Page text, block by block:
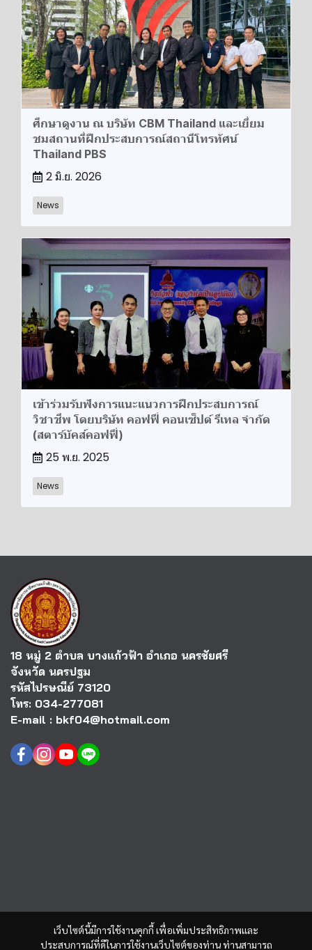
ศึกษาดูงาน ณ บริษัท CBM Thailand และเยี่ยม
ชมสถานที่ฝึกประสบการณ์สถานีโทรทัศน์
Thailand PBS
2 มิ.ย. 2026
News
เข้าร่วมรับฟังการแนะแนวการฝึกประสบการณ์
วิชาชีพ โดยบริษัท คอฟฟี่ คอนเซ็ปต์ รีเทล จำกัด
(สตาร์บัคส์คอฟฟี่)
25 พ.ย. 2025
News
เว็บไซต์นี้มีการใช้งานคุกกี้ เพื่อเพิ่มประสิทธิภาพและ
ประสบการณ์ที่ดีในการใช้งานเว็บไซต์ของท่าน ท่านสามารถ
18 หมู่ 2 ตำบล บางแก้วฟ้า อำเภอ นครชัยศรี
จังหวัด นครปฐม
รหัสไปรษณีย์ 73120
โทร: 034-277081
E-mail : bkf04@hotmail.com